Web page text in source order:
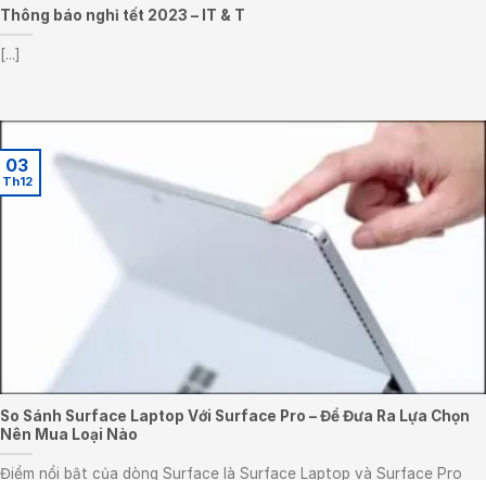
Thông báo nghỉ tết 2023 – IT & T
[...]
So Sánh Surface Laptop Với Surface Pro – Để Đưa Ra Lựa Chọn
Nên Mua Loại Nào
Điểm nổi bật của dòng Surface là Surface Laptop và Surface Pro
03
Th12